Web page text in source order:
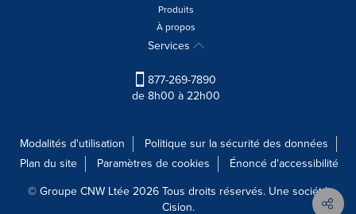
Produits
À propos
Services
877-269-7890
de 8h00 à 22h00
Modalités d'utilisation
Politique sur la sécurité des données
Plan du site
Paramètres de cookies
Énoncé d'accessibilité
© Groupe CNW Ltée 2026 Tous droits réservés. Une société
Cision.